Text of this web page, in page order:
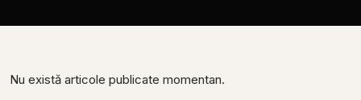
Nu există articole publicate momentan.